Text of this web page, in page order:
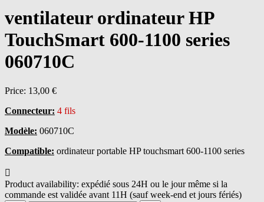
ventilateur ordinateur HP
TouchSmart 600-1100 series
060710C
Price: 13,00 €
Connecteur: 4 fils
Modèle: 060710C
Compatible: ordinateur portable HP touchsmart 600-1100 series

Product availability: expédié sous 24H ou le jour même si la
commande est validée avant 11H (sauf week-end et jours fériés)